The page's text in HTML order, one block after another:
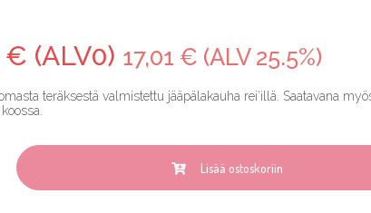
€ (ALV0) 17,01 € (ALV 25.5%)
teräksestä valmistettu jääpälakauha rei′illä. Saatavana
Lisää ostoskoriin